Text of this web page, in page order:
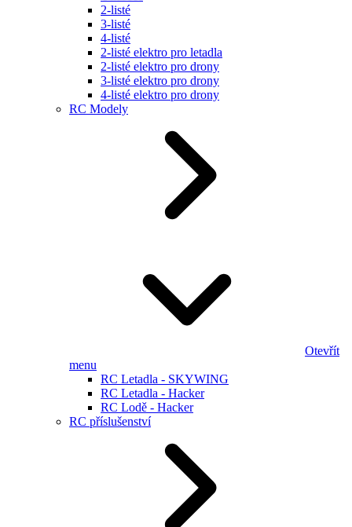
2-listé
3-listé
4-listé
2-listé elektro pro letadla
2-listé elektro pro drony
3-listé elektro pro drony
4-listé elektro pro drony
RC Modely
Otevřít
menu
RC Letadla - SKYWING
RC Letadla - Hacker
RC Lodě - Hacker
RC příslušenství